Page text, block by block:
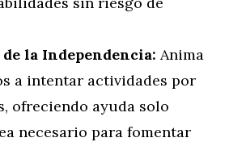
la Independencia: Anima
a intentar actividades por
ofreciendo ayuda solo
necesario para fomentar